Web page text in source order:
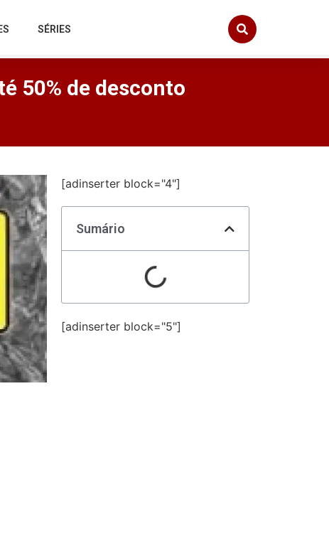
SÉRIES
50% de desconto
[adinserter block="4"]
Sumário
[adinserter block="5"]